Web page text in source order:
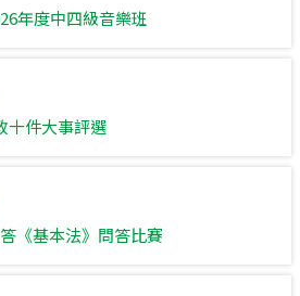
年度中四級音樂班
十件大事評選
《基本法》問答比賽